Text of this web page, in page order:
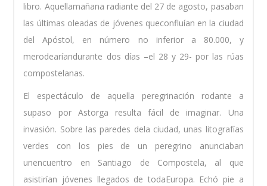
libro. Aquellamañana radiante del 27 de agosto, pasaban
las últimas oleadas de jóvenes queconfluían en la ciudad
del Apóstol, en número no inferior a 80.000, y
merodearíandurante dos días –el 28 y 29- por las rúas
compostelanas.
El espectáculo de aquella peregrinación rodante a
supaso por Astorga resulta fácil de imaginar. Una
invasión. Sobre las paredes dela ciudad, unas litografías
verdes con los pies de un peregrino anunciaban
unencuentro en Santiago de Compostela, al que
asistirían jóvenes llegados de todaEuropa. Echó pie a